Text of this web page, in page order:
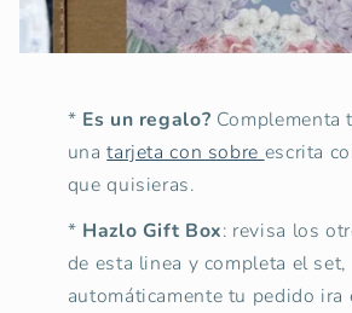
* Es un regalo? Complementa
unatarjeta con sobre escrita
que quisieras.
* Hazlo Gift Box: revisa los
de esta linea y completa el set,
automáticamente tu pedido ira